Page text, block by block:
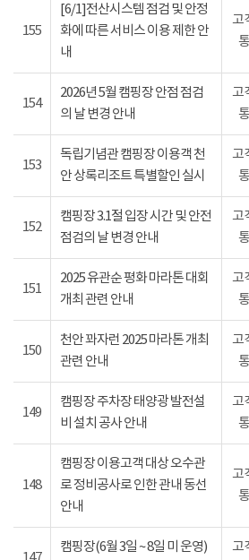
155
[6/1]전산시스템 점검 및 안정
화에 따른 서비스 이용 제한 안
내
고
154
2026년 5월 캠핑장 안점 점검
의 날 변경 안내
고
153
독립기념관 캠핑장 이용객 천
안 상록리조트 특별할인 실시
고
152
캠핑장 3.1절 입장 시간 및 안전
점검의 날 변경 안내
고
151
2025 유관순 평화 마라톤 대회
개최 관련 안내
고
150
천안 꽈자런 2025 마라톤 개최
관련 안내
고
149
캠핑장 주차장 태양광 발전설
비 설치 공사 안내
고
148
캠핑장 이용고객 대상 오수관
로 정비공사로 인한 관내 동선
안내
고
캠핑장(6월 3일 ~ 8일 미 운영)
고